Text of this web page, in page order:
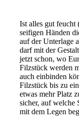
Ist alles gut
seifigen Händen
auf der Unterlage
darf mit der
jetzt schon, wo
Filzstück werden
auch einbinden
Filzstück bis zu
etwas mehr Platz
sicher, auf welche
mit dem Legen